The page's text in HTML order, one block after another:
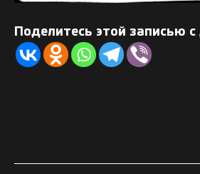
Поделитесь этой записью